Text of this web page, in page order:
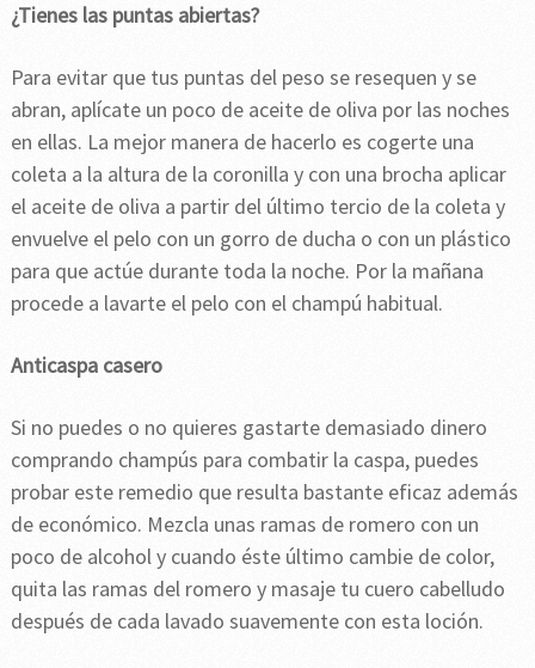
¿Tienes las puntas abiertas?
Para evitar que tus puntas del peso se resequen y se
abran, aplícate un poco de aceite de oliva por las noches
en ellas. La mejor manera de hacerlo es cogerte una
coleta a la altura de la coronilla y con una brocha aplicar
el aceite de oliva a partir del último tercio de la coleta y
envuelve el pelo con un gorro de ducha o con un plástico
para que actúe durante toda la noche. Por la mañana
procede a lavarte el pelo con el champú habitual.
Anticaspa casero
Si no puedes o no quieres gastarte demasiado dinero
comprando champús para combatir la caspa, puedes
probar este remedio que resulta bastante eficaz además
de económico. Mezcla unas ramas de romero con un
poco de alcohol y cuando éste último cambie de color,
quita las ramas del romero y masaje tu cuero cabelludo
después de cada lavado suavemente con esta loción.